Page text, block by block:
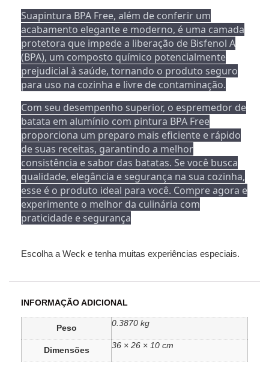
Suapintura BPA Free, além de conferir um
acabamento elegante e moderno, é uma camada
protetora que impede a liberação de Bisfenol A
(BPA), um composto químico potencialmente
prejudicial à saúde, tornando o produto seguro
para uso na cozinha e livre de contaminação.
Com seu desempenho superior, o espremedor de
batata em alumínio com pintura BPA Free
proporciona um preparo mais eficiente e rápido
de suas receitas, garantindo a melhor
consistência e sabor das batatas. Se você busca
qualidade, elegância e segurança na sua cozinha,
esse é o produto ideal para você. Compre agora e
experimente o melhor da culinária com
praticidade e segurança
Escolha a Weck e tenha muitas experiências especiais.
INFORMAÇÃO ADICIONAL
Peso
0.3870 kg
Dimensões
36 × 26 × 10 cm